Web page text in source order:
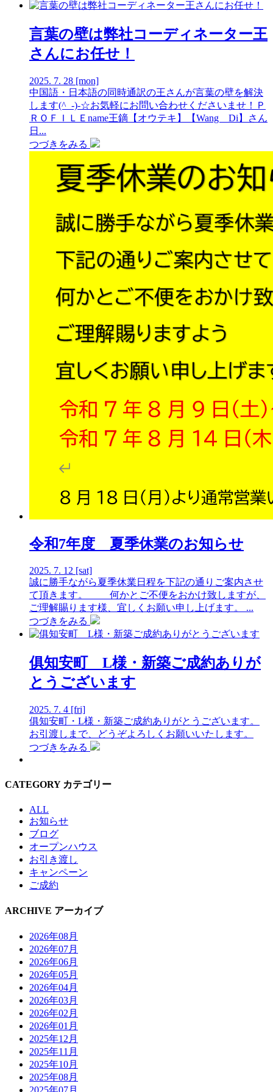
言葉の壁は弊社コーディネーター王
さんにお任せ！
2025. 7. 28 [mon]
中国語・日本語の同時通訳の王さんが言葉の壁を解決
します(^_-)-☆お気軽にお問い合わせくださいませ！Ｐ
ＲＯＦＩＬＥname王鏑【オウテキ】【Wang Di】さん
日...
つづきをみる
令和7年度 夏季休業のお知らせ
2025. 7. 12 [sat]
誠に勝手ながら夏季休業日程を下記の通りご案内させ
て頂きます。 何かとご不便をおかけ致しますが、
ご理解賜ります様、宜しくお願い申し上げます。 ...
つづきをみる
俱知安町 L様・新築ご成約ありが
とうございます
2025. 7. 4 [fri]
俱知安町・L様・新築ご成約ありがとうございます。
お引渡しまで、どうぞよろしくお願いいたします。
つづきをみる
CATEGORY カテゴリー
ALL
お知らせ
ブログ
オープンハウス
お引き渡し
キャンペーン
ご成約
ARCHIVE アーカイブ
2026年08月
2026年07月
2026年06月
2026年05月
2026年04月
2026年03月
2026年02月
2026年01月
2025年12月
2025年11月
2025年10月
2025年08月